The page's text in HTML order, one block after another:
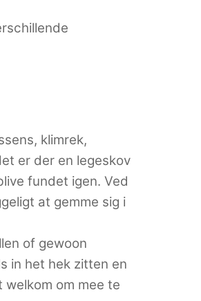
klimrek,
er der en legeskov
fundet igen. Ved
at gemme sig i
of gewoon
in het hek zitten en
om mee te